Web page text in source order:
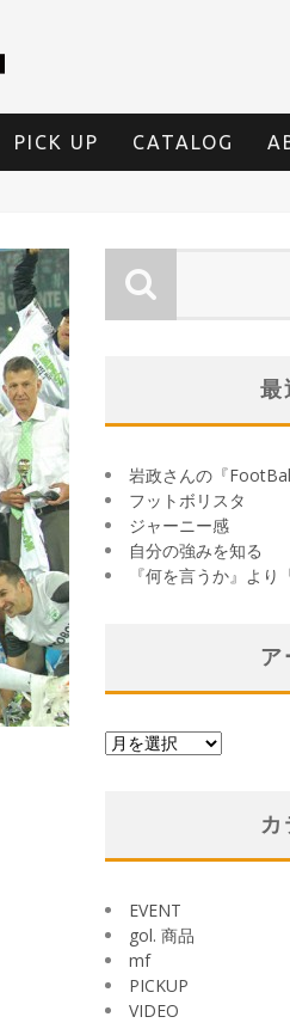
PICK UP CATALOG
最
岩政さんの『
フットボリスタ
ジャーニー感
自分の強みを知る
『何を言うか』より
ア
ア
カ
EVENT
gol. 商品
mf
PICKUP
VIDEO